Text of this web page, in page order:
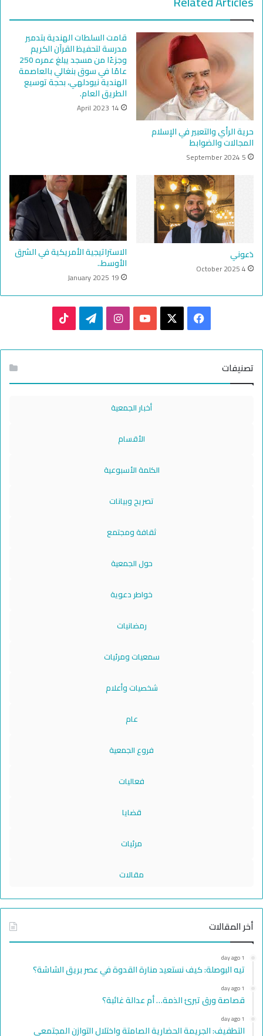
حرية الرأي والتعبير في الإسلام
المجالات والضوابط
5 September 2024
قامت السلطات الهندية بتدمير
مدرسة لتحفيظ القرآن الكريم
وجزءًا من مسجد يبلغ عمره 250
عامًا في سوق بنغالي بالعاصمة
الهندية نيودلهي، بحجة توسيع
الطريق العام.
14 April 2023
دَعوني
4 October 2025
الاستراتيجية الأمريكية في الشرق
الأوسط..
19 January 2025
Facebook
YouTube
Instagram
Telegram
تصنيفات
أخبار الجمعية
الأقسام
الكلمة الأسبوعية
تصريح وبيانات
ثقافة ومجتمع
حول الجمعية
خواطر دعوية
رمضانيات
سمعيات ومرئيات
شخصيات وأعلام
عام
فروع الجمعية
فعاليات
قضايا
مرئيات
مقالات
أخر المقالات
1 day ago
تيه البوصلة: كيف نستعيد منارة القدوة في عصر بريق الشاشة؟
1 day ago
قصاصة ورق تبرئ الذمة… أم عدالة غائبة؟
1 day ago
التطفيف: الجريمة الحضارية الصامتة واختلال التوازن المجتمعي